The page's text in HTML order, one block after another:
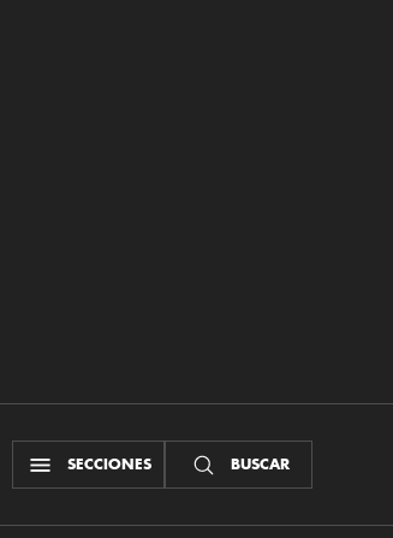
SECCIONES BUSCAR